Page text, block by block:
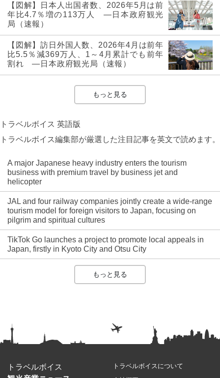
【図解】日本人出国者数、2026年5月は前
年比4.7％増の113万人 ―日本政府観光
局（速報）
【図解】訪日外国人数、2026年4月は前年
比5.5％減369万人、1～4月累計でも前年
割れ ―日本政府観光局（速報）
もっと見る
トラベルボイス 英語版
トラベルボイス編集部が厳選した注目記事を英文で読めます。
A major Japanese heavy industry enters the tourism
business with premium travel by business jet and
helicopter
JAL and four railway companies jointly create a wide-range
tourism model for foreign visitors to Japan, focusing on
pilgrim and spiritual cultures
TikTok Go launches a project to promote local appeals in
Japan, firstly in Kyoto City and Otsu City
もっと見る
トラベルボイス
トラベルボイスについて